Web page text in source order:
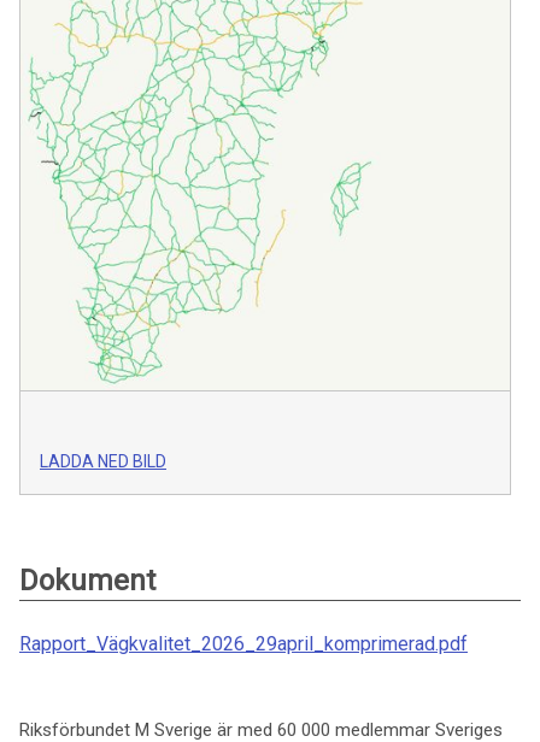
LADDA NED BILD
Dokument
Rapport_Vägkvalitet_2026_29april_komprimerad.pdf
Riksförbundet M Sverige är med 60 000 medlemmar Sveriges